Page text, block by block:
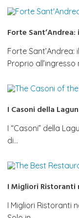
Forte
Forte
Proprio all’ingresso
I Casoni della
I “Casoni” della
di…
I Migliori Ristoranti
I Migliori Ristoranti